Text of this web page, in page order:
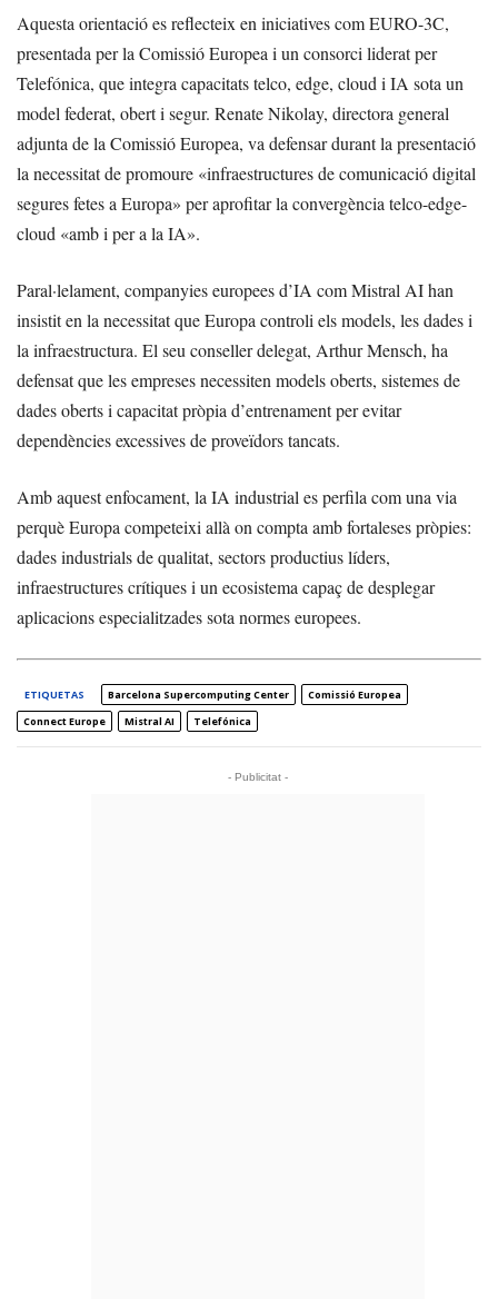
Aquesta orientació es reflecteix en iniciatives com EURO-3C,
presentada per la Comissió Europea i un consorci liderat per
Telefónica, que integra capacitats telco, edge, cloud i IA sota un
model federat, obert i segur. Renate Nikolay, directora general
adjunta de la Comissió Europea, va defensar durant la presentació
la necessitat de promoure «infraestructures de comunicació digital
segures fetes a Europa» per aprofitar la convergència telco-edge-
cloud «amb i per a la IA».
Paral·lelament, companyies europees d’IA com Mistral AI han
insistit en la necessitat que Europa controli els models, les dades i
la infraestructura. El seu conseller delegat, Arthur Mensch, ha
defensat que les empreses necessiten models oberts, sistemes de
dades oberts i capacitat pròpia d’entrenament per evitar
dependències excessives de proveïdors tancats.
Amb aquest enfocament, la IA industrial es perfila com una via
perquè Europa competeixi allà on compta amb fortaleses pròpies:
dades industrials de qualitat, sectors productius líders,
infraestructures crítiques i un ecosistema capaç de desplegar
aplicacions especialitzades sota normes europees.
ETIQUETAS Barcelona Supercomputing Center
Comissió Europea
Connect Europe
Mistral AI Telefónica
- Publicitat -